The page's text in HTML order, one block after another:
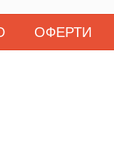
ОФЕРТИ